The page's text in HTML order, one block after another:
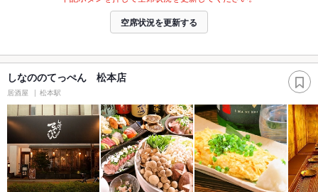
空席状況を更新する
しなののてっぺん 松本店
居酒屋 松本駅